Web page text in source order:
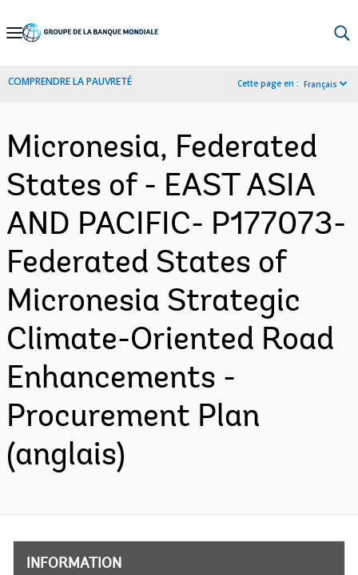
Skip
Navigation
COMPRENDRE LA PAUVRETÉ Cette page en : Français
Micronesia, Federated
States of - EAST ASIA
AND PACIFIC- P177073-
Federated States of
Micronesia Strategic
Climate-Oriented Road
Enhancements -
Procurement Plan
(anglais)
INFORMATION